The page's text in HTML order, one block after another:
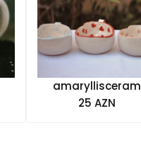
amaryllisceram
25 AZN